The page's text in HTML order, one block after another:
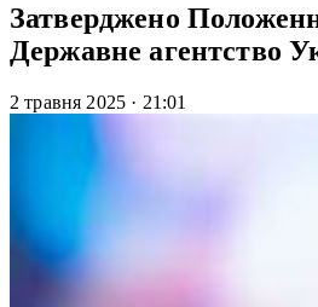
Затверджено
Державне агентство
2 травня 2025 · 21:01